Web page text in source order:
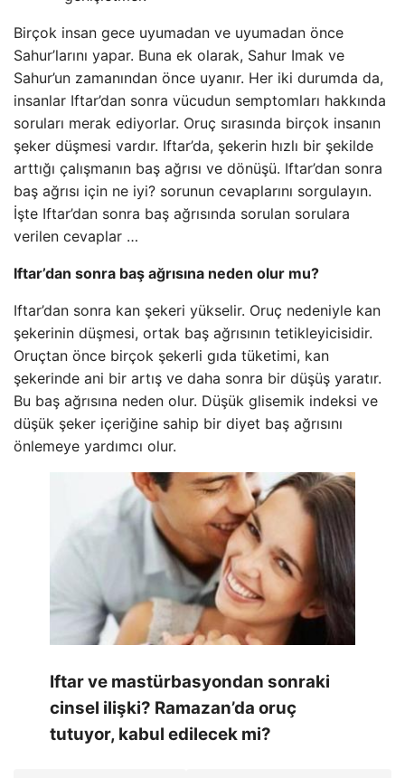
Birçok insan gece uyumadan ve uyumadan önce
Sahur’larını yapar. Buna ek olarak, Sahur Imak ve
Sahur’un zamanından önce uyanır. Her iki durumda da,
insanlar Iftar’dan sonra vücudun semptomları hakkında
soruları merak ediyorlar. Oruç sırasında birçok insanın
şeker düşmesi vardır. Iftar’da, şekerin hızlı bir şekilde
arttığı çalışmanın baş ağrısı ve dönüşü. Iftar’dan sonra
baş ağrısı için ne iyi? sorunun cevaplarını sorgulayın.
İşte Iftar’dan sonra baş ağrısında sorulan sorulara
verilen cevaplar …
Iftar’dan sonra baş ağrısına neden olur mu?
Iftar’dan sonra kan şekeri yükselir. Oruç nedeniyle kan
şekerinin düşmesi, ortak baş ağrısının tetikleyicisidir.
Oruçtan önce birçok şekerli gıda tüketimi, kan
şekerinde ani bir artış ve daha sonra bir düşüş yaratır.
Bu baş ağrısına neden olur. Düşük glisemik indeksi ve
düşük şeker içeriğine sahip bir diyet baş ağrısını
önlemeye yardımcı olur.
Iftar ve mastürbasyondan sonraki
cinsel ilişki? Ramazan’da oruç
tutuyor, kabul edilecek mi?